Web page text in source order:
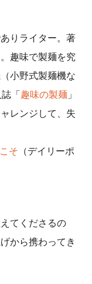
りライター。著
趣味で製麺を究
小野式製麺機な
「 趣味の製麺 」
レンジして、失
そ （デイリーポ
てくださるの
から携わってき